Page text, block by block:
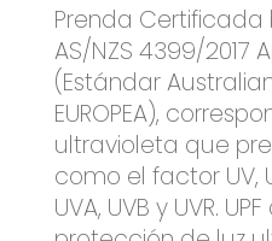
Prenda
AS/NZS 4399/2017
(Estándar
EUROPEA),
ultravioleta que
como el factor UV,
UVA, UVB y UVR.